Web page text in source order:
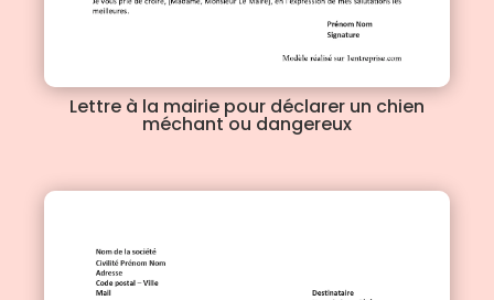
Lettre à la mairie pour déclarer un chien
méchant ou dangereux